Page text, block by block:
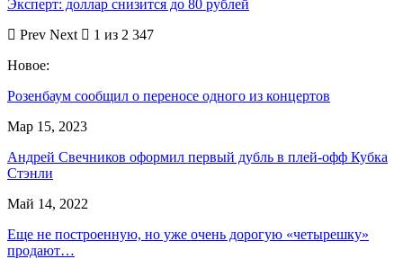
Эксперт: доллар снизится до 80 рублей
Prev Next
1 из 2 347
Новое:
Розенбаум сообщил о переносе одного из концертов
Мар 15, 2023
Андрей Свечников оформил первый дубль в плей-офф Кубка
Стэнли
Май 14, 2022
Еще не построенную, но уже очень дорогую «четырешку»
продают…